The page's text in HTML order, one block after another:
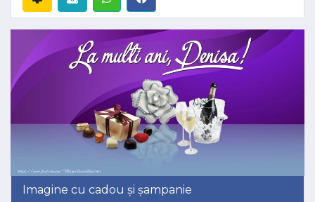
Imagine cu cadou și șampanie